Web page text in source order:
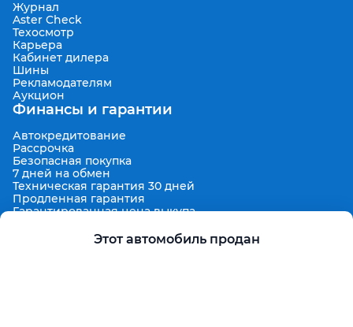
Этот автомобиль продан
Журнал
Aster Check
Техосмотр
Карьера
Кабинет дилера
Шины
Рекламодателям
Аукцион
Финансы и гарантии
Автокредитование
Рассрочка
Безопасная покупка
7 дней на обмен
Техническая гарантия 30 дней
Продленная гарантия
Гарантированная цена выкупа
Поддержка